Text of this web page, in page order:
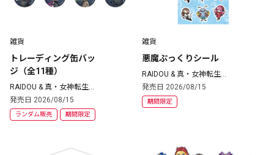
雑貨
トレーディング缶バッ
ジ（全11種）
RAIDOU & 真・女神転生
シリーズ
発売日 2026/08/15
ランダム販売 期間限定
雑貨
悪魔ぷっくりシール
RAIDOU & 真・女神転生
シリーズ
発売日 2026/08/15
期間限定